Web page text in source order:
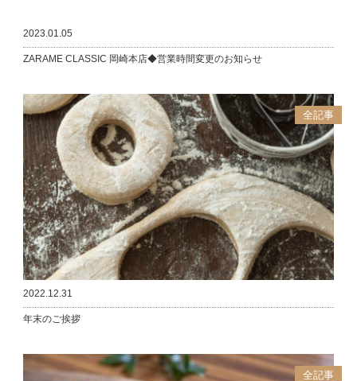
2023.01.05
ZARAME CLASSIC 岡崎本店◆営業時間変更のお知らせ
全記事
2022.12.31
年末のご挨拶
全記事